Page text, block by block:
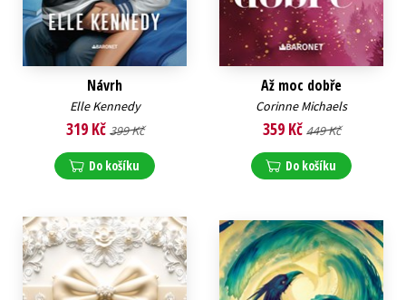
Návrh
Elle Kennedy
319 Kč 399 Kč
Do košíku
Až moc dobře
Corinne Michaels
359 Kč 449 Kč
Do košíku